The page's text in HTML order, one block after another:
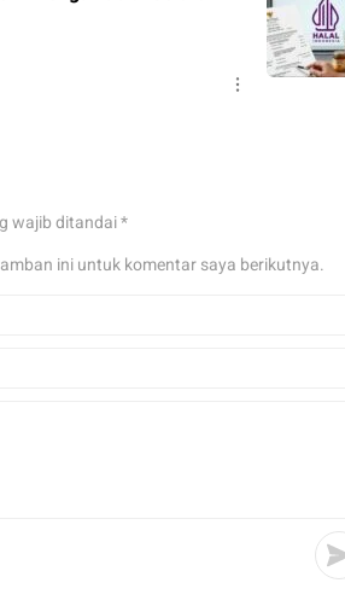
wajib ditandai*
ini untuk komentar saya berikutnya.